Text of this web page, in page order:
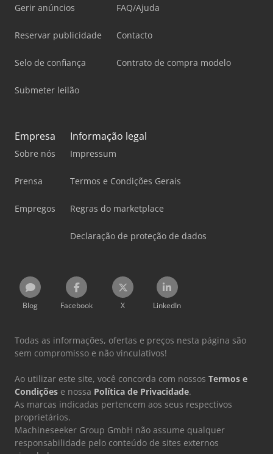
Gerir anúncios
Reservar publicidade
Selo de confiança
Submeter leilão
FAQ/Ajuda
Contacto
Contrato de compra modelo
Empresa
Sobre nós
Prensa
Empregos
Informação legal
Impressum
Termos e Condições Gerais
Regras do marketplace
Declaração de proteção de dados
Blog Facebook X LinkedIn
Todas as informações, ofertas e preços nesta página são
sem compromisso e não vinculativos!
Ao utilizar este site, você concorda com nossos Termos e
Condições e nossa Política de Privacidade.
As marcas indicadas pertencem aos seus respectivos
proprietários.
Machineseeker Group GmbH não assume qualquer
responsabilidade pelo conteúdo de sites externos